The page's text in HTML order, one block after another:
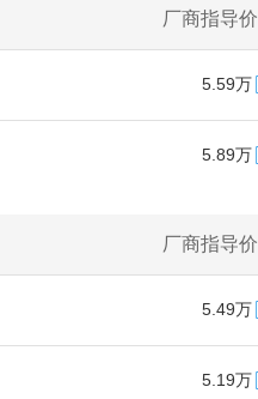
厂商指导价
5.59万
5.89万
厂商指导价
5.49万
5.19万